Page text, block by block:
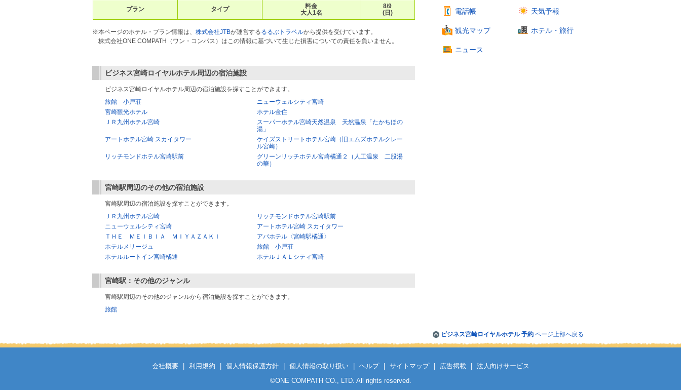
プラン タイプ
料金
大人1名
8/9
(日)
※本ページのホテル・プラン情報は、 株式会社JTBが運営するるるぶトラベルから提供を受けています。
株式会社ONE COMPATH（ワン・コンパス）はこの情報に基づいて生じた損害についての責任を負いません。
ビジネス宮崎ロイヤルホテル周辺の宿泊施設
ビジネス宮崎ロイヤルホテル周辺の宿泊施設を探すことができます。
旅館 小戸荘
ニューウェルシティ宮崎
宮崎観光ホテル
ホテル金住
ＪＲ九州ホテル宮崎
スーパーホテル宮崎天然温泉 天然温泉「たかちほの
湯」
アートホテル宮崎 スカイタワー
ケイズストリートホテル宮崎（旧エムズホテルクレー
ル宮崎）
リッチモンドホテル宮崎駅前
グリーンリッチホテル宮崎橘通２（人工温泉 二股湯
の華）
宮崎駅周辺のその他の宿泊施設
宮崎駅周辺の宿泊施設を探すことができます。
ＪＲ九州ホテル宮崎
リッチモンドホテル宮崎駅前
ニューウェルシティ宮崎
アートホテル宮崎 スカイタワー
ＴＨＥ ＭＥＩＢＩＡ ＭＩＹＡＺＡＫＩ
アパホテル〈宮崎駅橘通〉
ホテルメリージュ
旅館 小戸荘
ホテルルートイン宮崎橘通
ホテルＪＡＬシティ宮崎
宮崎駅 ：その他のジャンル
宮崎駅周辺のその他のジャンルから宿泊施設を探すことができます。
旅館
電話帳
天気予報
観光マップ ホテル・旅行
ニュース
ビジネス宮崎ロイヤルホテル 予約 ページ上部へ戻る
会社概要 利用規約 個人情報保護方針 個人情報の取り扱い ヘルプ サイトマップ 広告掲載
法人向けサービス
©ONE COMPATH CO., LTD. All rights reserved.